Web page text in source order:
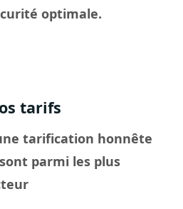
optimale.
tarifs
tarification honnête
parmi les plus